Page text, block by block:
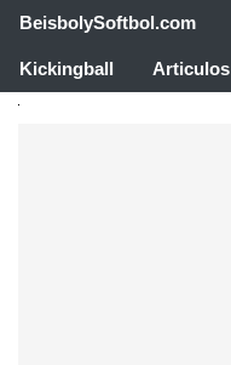
BeisbolySoftbol.com
Kickingball Articulos